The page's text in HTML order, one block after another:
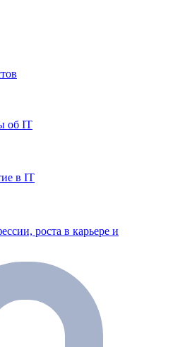
об IT
в IT
роста в карьере и